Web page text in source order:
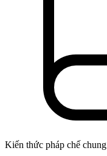
Kiến thức pháp chế chung